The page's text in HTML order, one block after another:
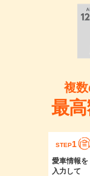
複
最
STEP1
愛車情報を
入力して